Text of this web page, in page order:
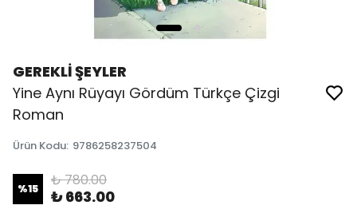
GEREKLİ ŞEYLER
Yine Aynı Rüyayı Gördüm Türkçe Çizgi
Roman
Ürün Kodu: 9786258237504
%15 ₺ 780.00
₺ 663.00